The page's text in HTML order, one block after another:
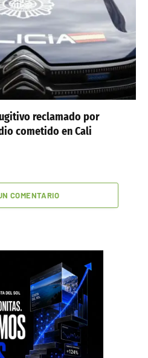
reclamado por
cometido en Cali
COMENTARIO